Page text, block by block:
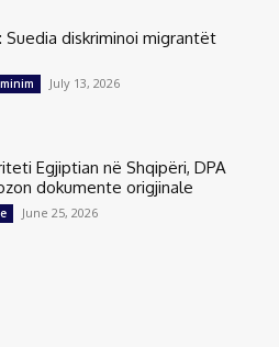
Suedia diskriminoi migrantët
July 13, 2026
Egjiptian në Shqipëri, DPA
dokumente origjinale
June 25, 2026